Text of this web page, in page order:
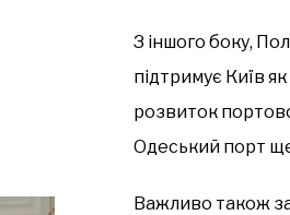
З іншого боку,
підтримує Київ
розвиток
Одеський порт
Важливо також